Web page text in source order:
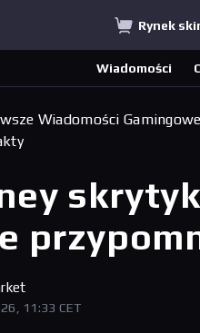
Rynek
Wiadomości
Wiadomości Gamingowe
11:33 CET